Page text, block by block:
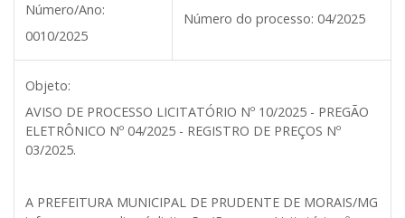
Número/Ano:
0010/2025
Número do processo: 04/2025
Objeto:
AVISO DE PROCESSO LICITATÓRIO Nº 10/2025 - PREGÃO
ELETRÔNICO Nº 04/2025 - REGISTRO DE PREÇOS Nº
03/2025.
A PREFEITURA MUNICIPAL DE PRUDENTE DE MORAIS/MG